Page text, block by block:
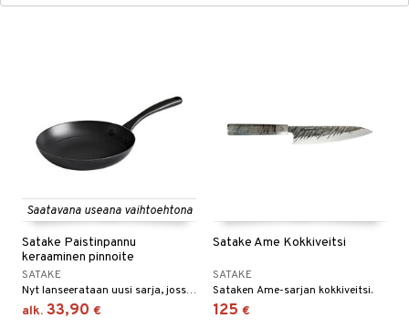
Saatavana useana vaihtoehtona
Satake Paistinpannu
keraaminen pinnoite
SATAKE
Nyt lanseerataan uusi sarja, jossa on keraaminen non-stick-pinnoite, joka ei sisällä lisättyä PFAS:ia, synteettisiä materiaaleja tai raskasmetalleja.
alk. 33,90 €
Satake Ame Kokkiveitsi
SATAKE
Sataken Ame-sarjan kokkiveitsi.
125 €
Leivontavuoat
& Vihannesveitset